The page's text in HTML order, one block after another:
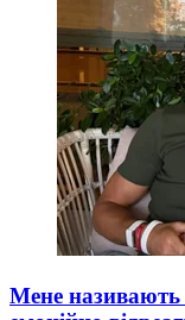
Мене